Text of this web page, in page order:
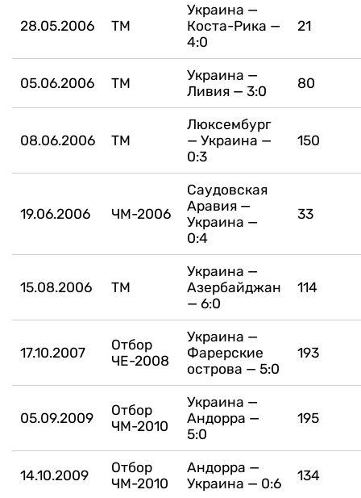
28.05.2006 ТМ
Украина —
Коста-Рика —
4:0
21
05.06.2006 ТМ
Украина —
Ливия — 3:0
80
08.06.2006 ТМ
Люксембург
— Украина —
0:3
150
19.06.2006 ЧМ-2006
Саудовская
Аравия —
Украина —
0:4
33
15.08.2006 ТМ
Украина —
Азербайджан
— 6:0
114
17.10.2007
Отбор
ЧЕ-2008
Украина —
Фарерские
острова — 5:0
193
05.09.2009
Отбор
ЧМ-2010
Украина —
Андорра —
5:0
195
14.10.2009
Отбор
ЧМ-2010
Андорра —
Украина — 0:6
134